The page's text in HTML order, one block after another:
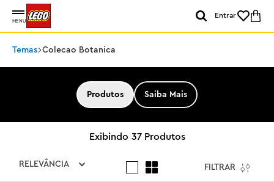
MENU
Entrar
Temas Colecao Botanica
Produtos Saiba Mais
37 Produtos
RELEVÂNCIA FILTRAR